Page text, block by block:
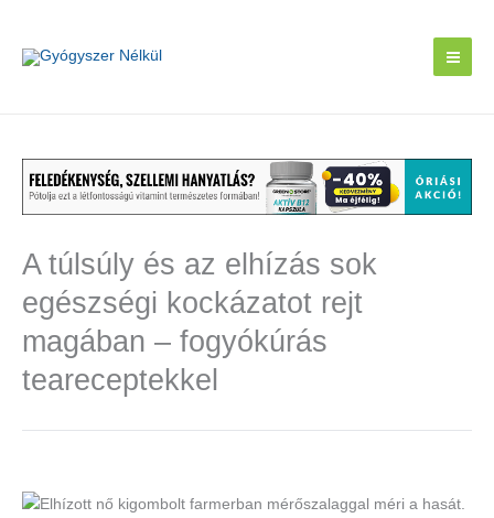
content
A túlsúly és az elhízás sok
egészségi kockázatot rejt
magában – fogyókúrás
teareceptekkel